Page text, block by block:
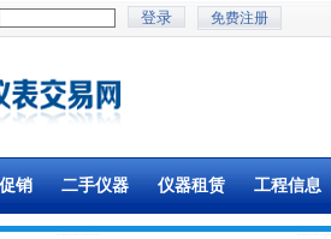
免费注册
销 二手仪器 仪器租赁 工程信息